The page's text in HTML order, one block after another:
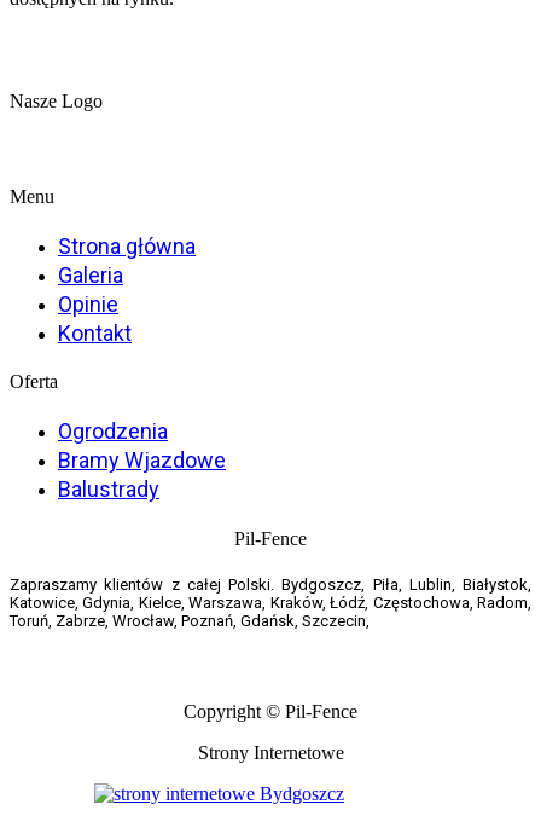
Nasze Logo
Menu
Strona główna
Galeria
Opinie
Kontakt
Oferta
Ogrodzenia
Bramy Wjazdowe
Balustrady
Pil-Fence
Zapraszamy klientów z całej Polski. Bydgoszcz, Piła, Lublin, Białystok,
Katowice, Gdynia, Kielce, Warszawa, Kraków, Łódź, Częstochowa, Radom,
Toruń, Zabrze, Wrocław, Poznań, Gdańsk, Szczecin,
Copyright © Pil-Fence
Strony Internetowe